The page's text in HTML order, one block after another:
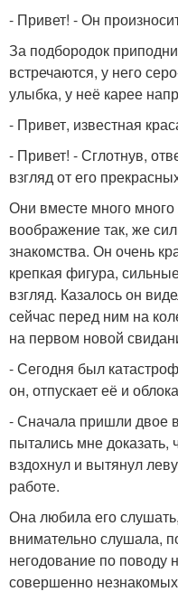
- Привет! - Он
За подбородок
встречаются, у него
улыбка, у неё карее
- Привет, известная
- Привет! - Сглотнув,
взгляд от его
Они вместе много много
воображение так, же
знакомства. Он очень
крепкая фигура,
взгляд. Казалось он
сейчас перед ним на
на первом новой
- Сегодня был
он, отпускает её и
- Сначала пришли двое
пытались мне
вздохнул и вытянул
работе.
Она любила его
внимательно слушала,
негодование по поводу
совершенно